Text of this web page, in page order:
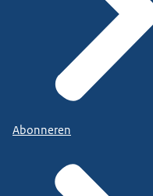
Abonneren